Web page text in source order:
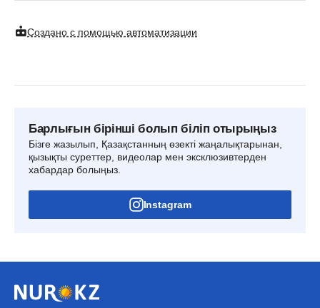
Создано с помощью автоматизации
Барлығын бірінші болып біліп отырыңыз
Бізге жазылып, Қазақстанның өзекті жаңалықтарынан,
қызықты суреттер, видеолар мен эксклюзивтерден
хабардар болыңыз.
Instagram